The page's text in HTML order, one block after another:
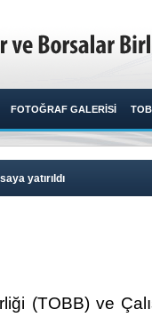
FOTOĞRAF GALERİSİ
yatırıldı
(TOBB) ve